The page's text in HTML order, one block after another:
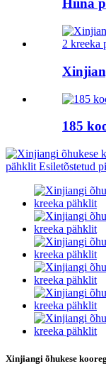
Hiina
185
Xinjiangi õhukese